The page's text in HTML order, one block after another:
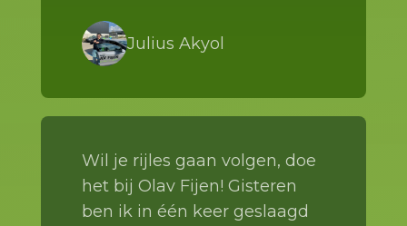
Julius Akyol
Wil je rijles gaan volgen, doe
het bij Olav Fijen! Gisteren
ben ik in één keer geslaagd